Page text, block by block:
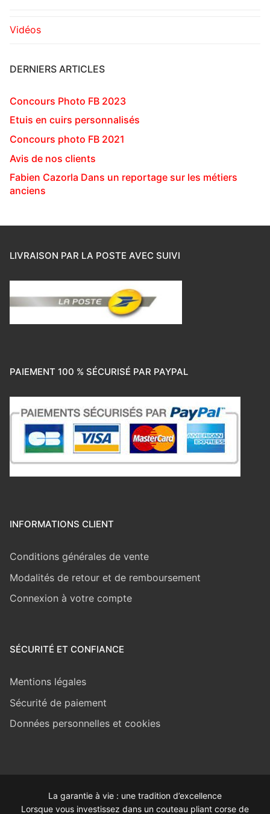
Vidéos
DERNIERS ARTICLES
Concours Photo FB 2023
Etuis en cuirs personnalisés
Concours photo FB 2021
Avis de nos clients
Fabien Cazorla Dans un reportage sur les métiers
anciens
LIVRAISON PAR LA POSTE AVEC SUIVI
PAIEMENT 100 % SÉCURISÉ PAR PAYPAL
INFORMATIONS CLIENT
Conditions générales de vente
Modalités de retour et de remboursement
Connexion à votre compte
SÉCURITÉ ET CONFIANCE
Mentions légales
Sécurité de paiement
Données personnelles et cookies
La garantie à vie : une tradition d’excellence
Lorsque vous investissez dans un couteau pliant corse de